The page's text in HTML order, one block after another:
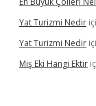
Yat Turizmi Nedir
Yat Turizmi Nedir
Miş Eki Hangi Ektir